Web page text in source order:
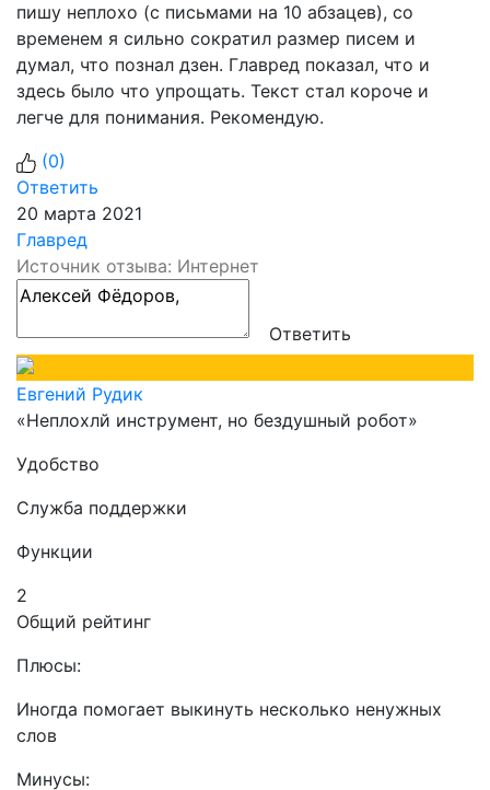
пишу неплохо (с письмами на 10 абзацев), со
временем я сильно сократил размер писем и
думал, что познал дзен. Главред показал, что и
здесь было что упрощать. Текст стал короче и
легче для понимания. Рекомендую.
(0)
Ответить
20 марта 2021
Главред
Источник отзыва: Интернет
Ответить
Евгений Рудик
«Неплохлй инструмент, но бездушный робот»
Удобство
Служба поддержки
Функции
2
Общий рейтинг
Плюсы:
Иногда помогает выкинуть несколько ненужных
слов
Минусы: